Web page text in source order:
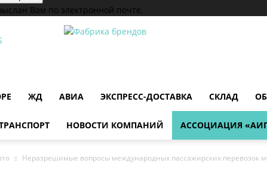
Вам по электронной почте.
ЖД АВИА ЭКСПРЕСС-ДОСТАВКА СКЛАД
НОВОСТИ КОМПАНИЙ АССОЦИАЦИЯ
Неразрешимые вопросы международных пассажирских перевозок